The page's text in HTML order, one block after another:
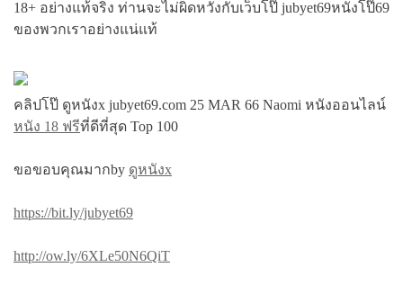
18+ อย่างแท้จริง ท่านจะไม่ผิดหวังกับเว็บโป๊ jubyet69หนังโป๊69
ของพวกเราอย่างแน่แท้
คลิปโป๊ ดูหนังx jubyet69.com 25 MAR 66 Naomi หนังออนไลน์
หนัง 18 ฟรีที่ดีที่สุด Top 100
ขอขอบคุณมากby ดูหนังx
https://bit.ly/jubyet69
http://ow.ly/6XLe50N6QiT